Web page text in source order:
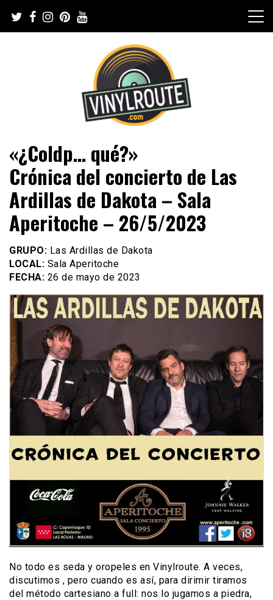
content
VinylRoute
«¿Coldp… qué?»
Crónica del concierto de Las
Ardillas de Dakota – Sala
Aperitoche – 26/5/2023
GRUPO: Las Ardillas de Dakota
LOCAL: Sala Aperitoche
FECHA: 26 de mayo de 2023
No todo es seda y oropeles en Vinylroute. A veces,
discutimos , pero cuando es así, para dirimir tiramos
del método cartesiano a full: nos lo jugamos a piedra,